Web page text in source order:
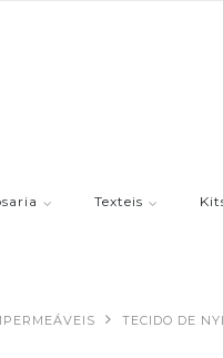
Texteis
TECIDO DE